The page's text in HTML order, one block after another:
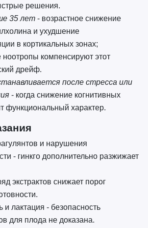
решения.
35 лет- возрастное снижение
и ухудшение
в кортикальных зонах;
ноотропы компенсируют этот
дрейф.
после стресса или
- когда снижение когнитивных
функциональный характер.
и нарушения
- гинкго дополнительно разжижает
экстрактов снижает порог
и лактация - безопасность
для плода не доказана.